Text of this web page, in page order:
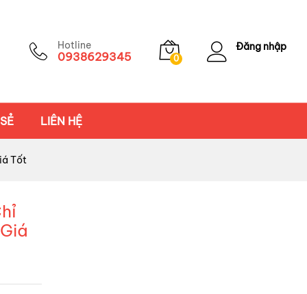
Hotline
0938629345 0
Đăng nhập
LIÊN HỆ
Tốt